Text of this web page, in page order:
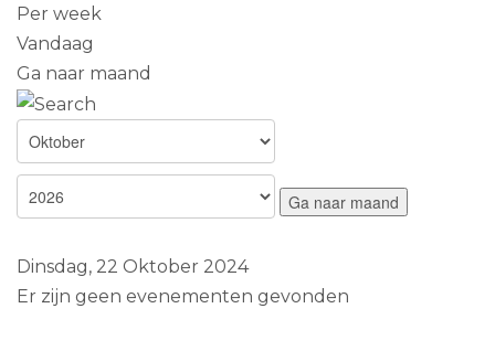
Per week
Vandaag
Ga naar maand
Ga naar maand
Dinsdag, 22 Oktober 2024
Er zijn geen evenementen gevonden